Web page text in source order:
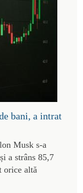
bani, a intrat
Musk s-a
a strâns 85,7
orice altă